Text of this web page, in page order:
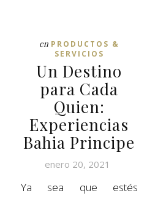
en PRODUCTOS &
SERVICIOS
Un Destino
para Cada
Quien:
Experiencias
Bahia Principe
enero 20, 2021
Ya sea que estés